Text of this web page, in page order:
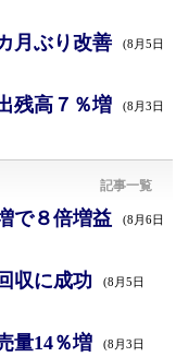
月ぶり改善 (8月5日
残高７％増 (8月3日
記事一覧
で８倍増益 (8月6日
収に成功 (8月5日
量14％増 (8月3日